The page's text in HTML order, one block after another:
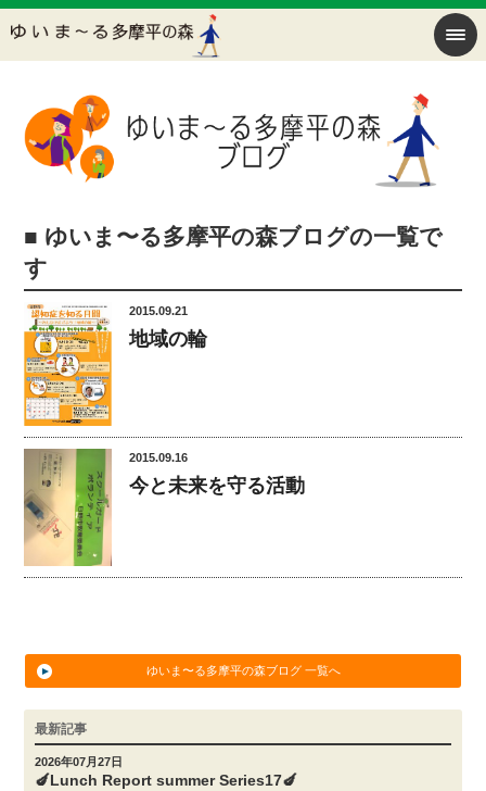
■ ゆいま〜る多摩平の森ブログの一覧で
す
2015.09.21
地域の輪
2015.09.16
今と未来を守る活動
ゆいま〜る多摩平の森ブログ 一覧へ
最新記事
2026年07月27日
🍆Lunch Report summer Series17🍆